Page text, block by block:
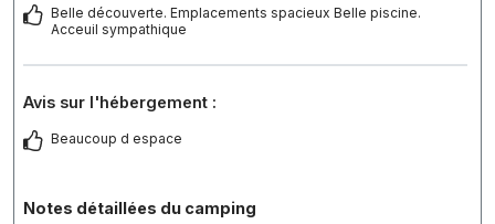
Belle découverte. Emplacements spacieux Belle piscine.
Acceuil sympathique
Avis sur l'hébergement :
Beaucoup d espace
Notes détaillées du camping